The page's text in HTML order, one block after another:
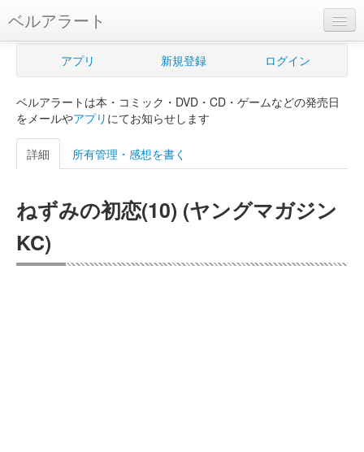
ベルアラート
ベルアラートとは
新規登録
ログイン
購入管理
Myシェルフ
アプリ 新規登録 ログイン
ベルアラートは本・コミック・DVD・CD・ゲームなどの発売日
をメールやアプリ にてお知らせします
詳細 所有管理・感想を書く
ねずみの初恋(10) (ヤングマガジン
KC)